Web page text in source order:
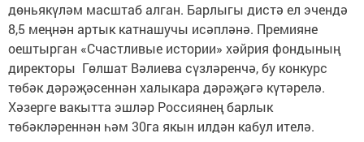
дөньякүләм масштаб алган. Барлыгы дистә ел эчендә
8,5 меңнән артык катнашучы исәпләнә. Премияне
оештырган «Счастливые истории» хәйрия фондының
директоры Гөлшат Вәлиева сүзләренчә, бу конкурс
төбәк дәрәҗәсеннән халыкара дәрәҗәгә күтәрелә.
Хәзерге вакытта эшләр Россиянең барлык
төбәкләреннән һәм 30га якын илдән кабул ителә.